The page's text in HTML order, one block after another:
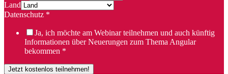
Land
Datenschutz *
Ja, ich möchte am Webinar teilnehmen und auch künftig
Informationen über Neuerungen zum Thema Angular
bekommen *
Jetzt kostenlos teilnehmen!